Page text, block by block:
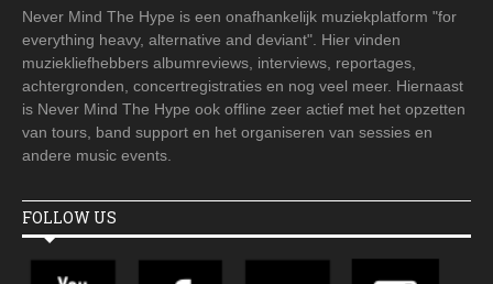
Never Mind The Hype is een onafhankelijk muziekplatform "for
everything heavy, alternative and deviant". Hier vinden
muziekliefhebbers albumreviews, interviews, reportages,
achtergronden, concertregistraties en nog veel meer. Hiernaast
is Never Mind The Hype ook offline zeer actief met het opzetten
van tours, band support en het organiseren van sessies en
andere music events.
FOLLOW US